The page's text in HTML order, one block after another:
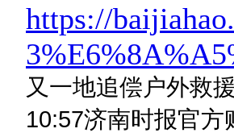
https://
又一地追偿户外救
10:57济南时报官